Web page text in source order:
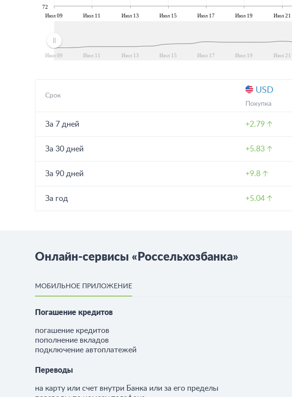
Июл 09 Июл 11 Июл 13 Июл 15 Июл 17 Июл 19 Июл 21
Июл 09 Июл 11 Июл 13 Июл 15 Июл 17 Июл 19 Июл 21
72
Срок
USD
Покупка
За 7 дней +2.79
За 30 дней +5.83
За 90 дней +9.8
За год +5.04
Онлайн-сервисы «Россельхозбанка»
МОБИЛЬНОЕ ПРИЛОЖЕНИЕ
Погашение кредитов
погашение кредитов
пополнение вкладов
подключение автоплатежей
Переводы
на карту или счет внутри Банка или за его пределы